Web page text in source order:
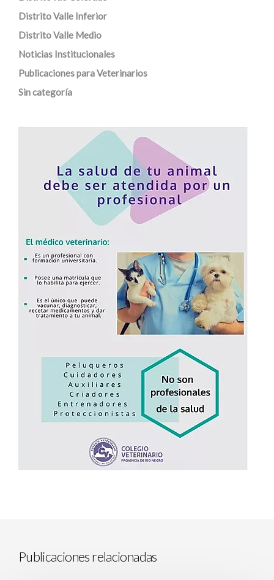
Distrito Valle Inferior
Distrito Valle Medio
Noticias Institucionales
Publicaciones para Veterinarios
Sin categoría
Publicaciones relacionadas